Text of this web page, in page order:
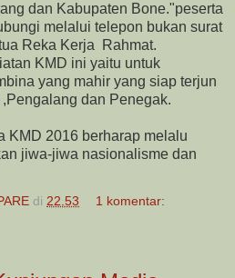
dan Kabupaten Bone."peserta
melalui telepon bukan surat
Reka Kerja Rahmat.
KMD ini yaitu untuk
yang mahir yang siap terjun
dan Penegak.
KMD 2016 berharap melalu
jiwa-jiwa nasionalisme dan
di 22.53 1 komentar: